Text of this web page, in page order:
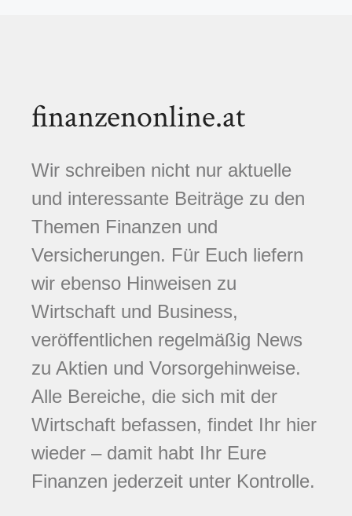
finanzenonline.at
Wir schreiben nicht nur aktuelle
und interessante Beiträge zu den
Themen Finanzen und
Versicherungen. Für Euch liefern
wir ebenso Hinweisen zu
Wirtschaft und Business,
veröffentlichen regelmäßig News
zu Aktien und Vorsorgehinweise.
Alle Bereiche, die sich mit der
Wirtschaft befassen, findet Ihr hier
wieder – damit habt Ihr Eure
Finanzen jederzeit unter Kontrolle.